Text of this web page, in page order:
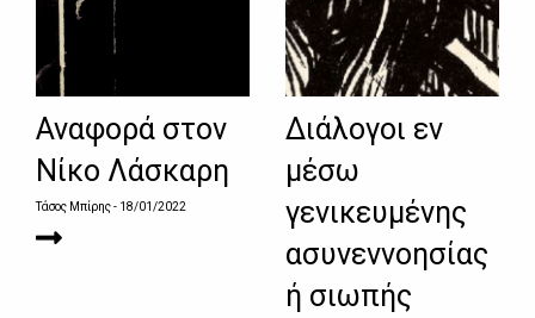
Αναφορά στον
Νίκο Λάσκαρη
Τάσος Μπίρης- 18/01/2022
Διάλογοι εν
μέσω
γενικευμένης
ασυνεννοησίας
ή σιωπής